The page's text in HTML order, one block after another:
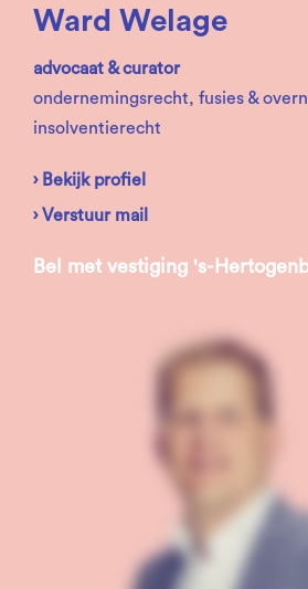
Ward Welage
advocaat & curator
ondernemingsrecht, fusies &
insolventierecht
› Bekijk profiel
› Verstuur mail
Bel met vestiging 's-